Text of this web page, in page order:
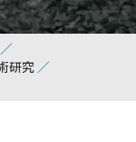
研究